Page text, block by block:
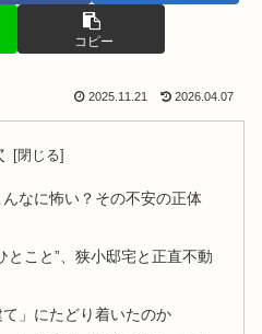
コピー
2025.11.21 2026.04.07
なに怖い？その不安の正体
とこと”、狭小邸宅と正直不動
」にたどり着いたのか